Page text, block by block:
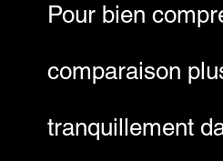
Pour bien
comparaison
tranquillement